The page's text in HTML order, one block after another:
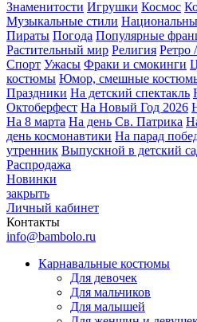
Знаменитости Игрушки Космос
Музыкальные стили
Пираты Погода Популярные
Растительный мир Религия Ретро
Спорт Ужасы Фраки и смокинги
костюмы Юмор, смешные
Праздники На детский спектакль
Октоберфест На Новый Год 2026
На 8 марта На день Св. Патрика
день космонавтики На парад
утренник Выпускной в детский
Распродажа
Новинки
закрыть
Личный кабинет
Контакты
info@bambolo.ru
Карнавальные костюмы
Для девочек
Для мальчиков
Для малышей